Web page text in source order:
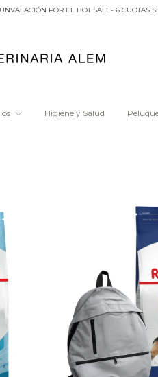
EL HOT SALE- 6 CUOTAS SIN INTERÉS
Higiene y Salud